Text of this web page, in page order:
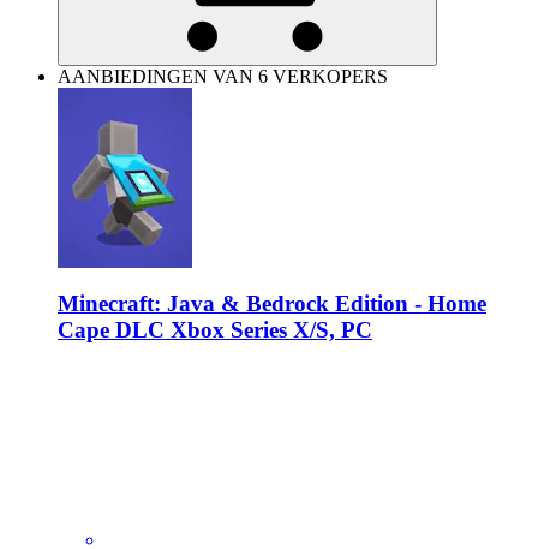
AANBIEDINGEN VAN 6 VERKOPERS
Minecraft: Java & Bedrock Edition - Home
Cape DLC Xbox Series X/S, PC